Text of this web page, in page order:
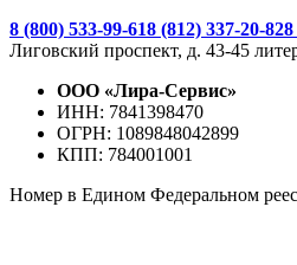
8 (800) 533-99-618 (812) 337-20-828
Лиговский проспект, д. 43-45
ООО «Лира-Сервис»
ИНН: 7841398470
ОГРН: 1089848042899
КПП: 784001001
Номер в Едином Федеральном